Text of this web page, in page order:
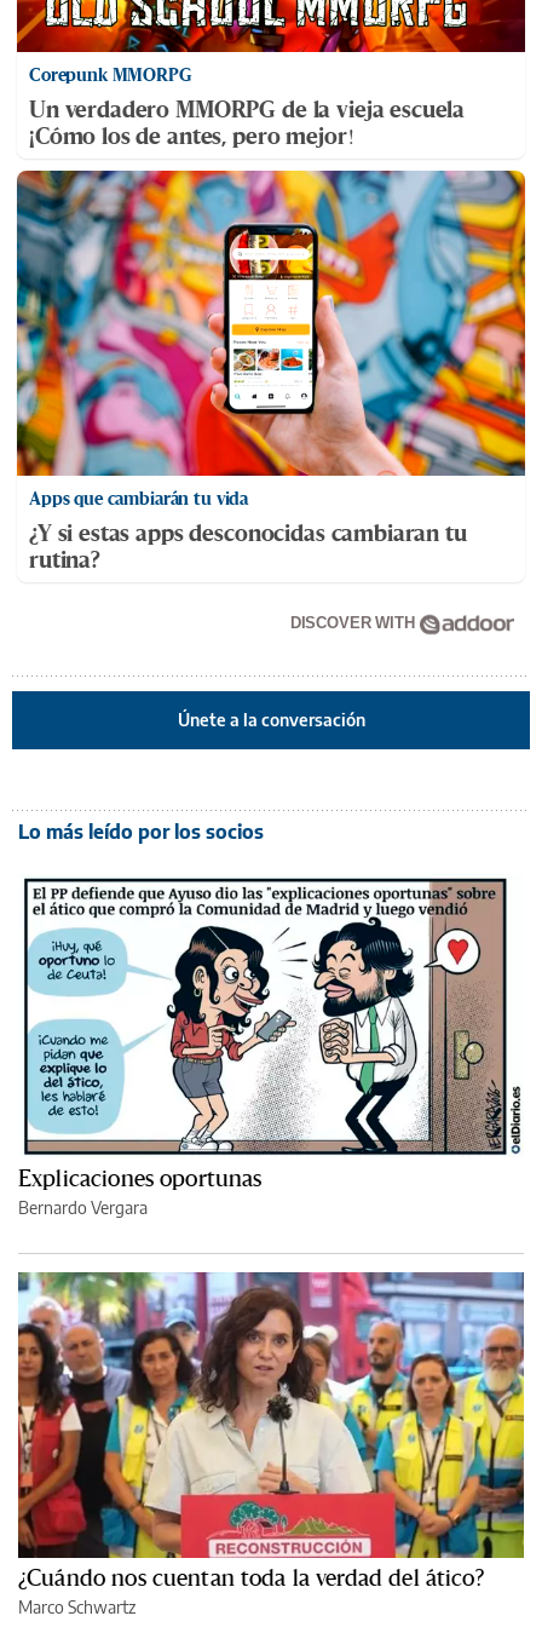
Corepunk MMORPG
Un verdadero MMORPG de la vieja escuela
¡Cómo los de antes, pero mejor!
Apps que cambiarán tu vida
¿Y si estas apps desconocidas cambiaran tu
rutina?
DISCOVER WITH
Únete a la conversación
Lo más leído por los socios
Explicaciones oportunas
Bernardo Vergara
¿Cuándo nos cuentan toda la verdad del ático?
Marco Schwartz